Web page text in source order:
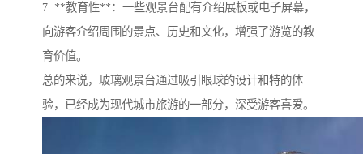
7. **教育性**：一些观景台配有介绍展板或电子屏幕，
向游客介绍周围的景点、历史和文化，增强了游览的教
育价值。
总的来说，玻璃观景台通过吸引眼球的设计和特的体
验，已经成为现代城市旅游的一部分，深受游客喜爱。